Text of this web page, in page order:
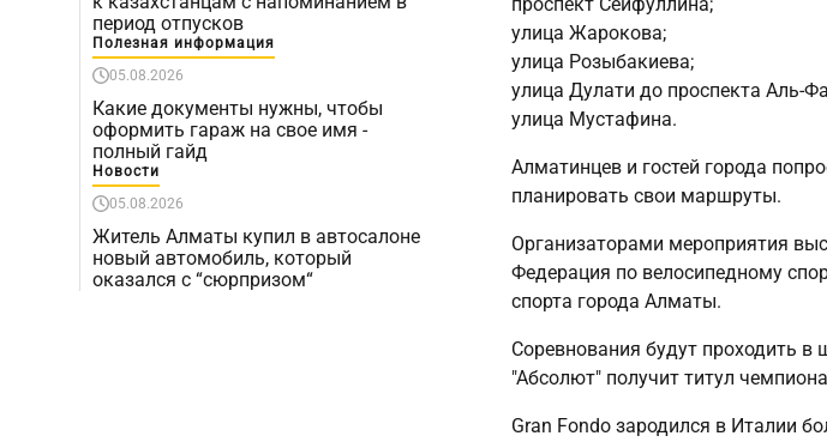
период отпусков
Полезная информация
05.08.2026
Какие документы нужны, чтобы
оформить гараж на свое имя -
полный гайд
Новости
05.08.2026
Житель Алматы купил в автосалоне
новый автомобиль, который
оказался с “сюрпризом“
улица Жарокова;
улица Розыбакиева;
улица Дулати до проспекта Аль-
улица Мустафина.
Алматинцев и гостей города
планировать свои маршруты.
Организаторами мероприятия
Федерация по велосипедному
спорта города Алматы.
Соревнования будут проходить в
"Абсолют" получит титул
Gran Fondo зародился в Италии